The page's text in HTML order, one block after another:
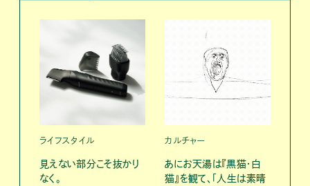
ライフスタイル
見えない部分こそ抜かり
なく。
カルチャー
あにお天湯は『黒猫・白
猫』を観て、「人生は素晴